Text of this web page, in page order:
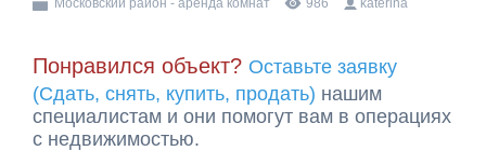
Понравился объект? Оставьте заявку
(Сдать, снять, купить, продать) нашим
специалистам и они помогут вам в операциях
с недвижимостью.